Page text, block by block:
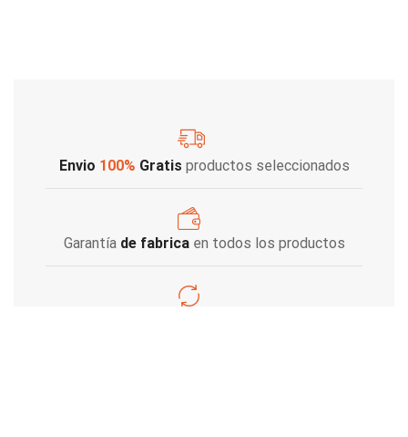
Envio 100% Gratis productos seleccionados
Garantía de fabricaen todos los productos